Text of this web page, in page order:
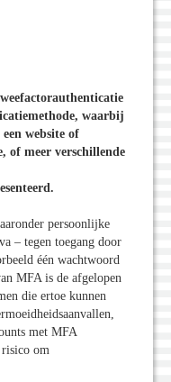
waarbij
website of
of meer verschillende
persoonlijke
– tegen toegang door
één wachtwoord
MFA is de afgelopen
die ertoe kunnen
met MFA
om